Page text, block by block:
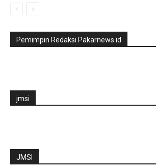
Pemimpin Redaksi Pakarnews.id
jmsi
JMSI